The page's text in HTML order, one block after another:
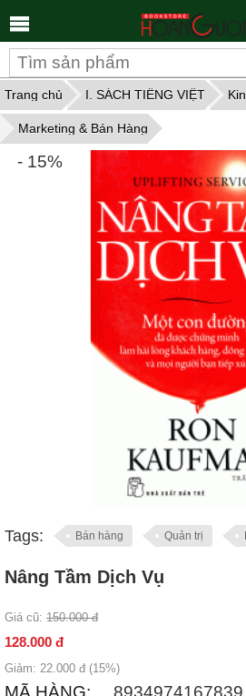
Trang chủ I. SÁCH TIẾNG VIỆT
Marketing & Bán Hàng
Tags: Bán hàng Quản trị
- 15%
Nâng Tầm Dịch Vụ
Giá cũ: 150.000 đ
128.000 đ
Giảm: 22.000 đ (15%)
MÃ HÀNG: 8934974167839